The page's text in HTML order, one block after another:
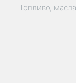
Топливо,